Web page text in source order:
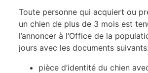
Toute personne qui acquiert ou
un chien de plus de 3 mois est
l’annoncer à l‘Office de la
jours avec les documents suivants:
pièce d’identité du chien